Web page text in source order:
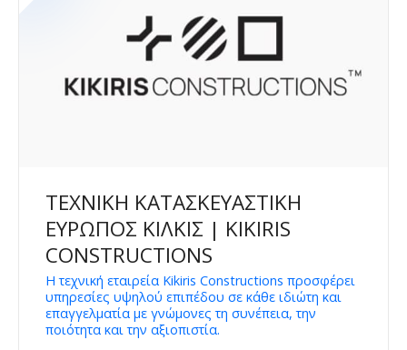
ΤΕΧΝΙΚΗ ΚΑΤΑΣΚΕΥΑΣΤΙΚΗ
ΕΥΡΩΠΟΣ ΚΙΛΚΙΣ | KIKIRIS
CONSTRUCTIONS
Η τεχνική εταιρεία Kikiris Constructions προσφέρει
υπηρεσίες υψηλού επιπέδου σε κάθε ιδιώτη και
επαγγελματία με γνώμονες τη συνέπεια, την
ποιότητα και την αξιοπιστία.